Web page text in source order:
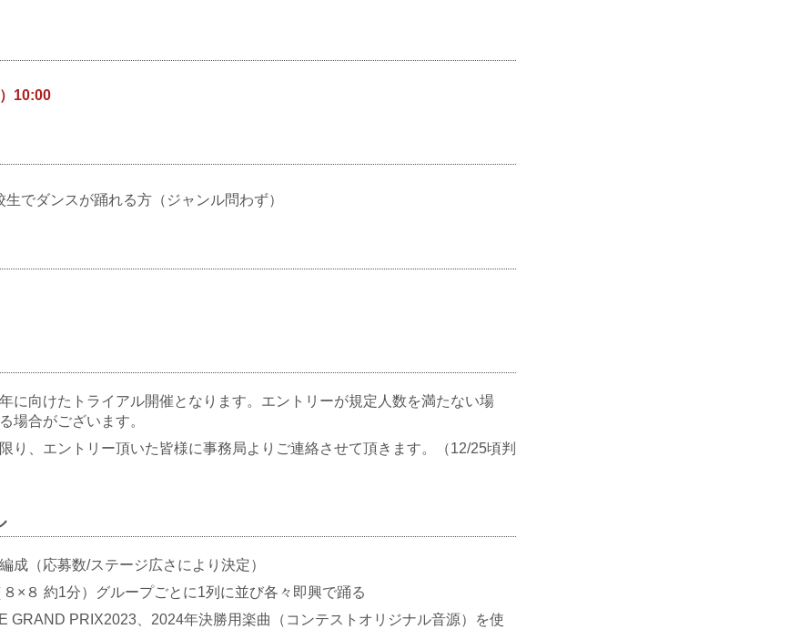
10:00
でダンスが踊れる方（ジャンル問わず）
に向けたトライアル開催となります。エントリーが規定人数を満たない場
場合がございます。
り、エントリー頂いた皆様に事務局よりご連絡させて頂きます。（12/25頃判
成（応募数/ステージ広さにより決定）
×８ 約1分）グループごとに1列に並び各々即興で踊る
GRAND PRIX2023、2024年決勝用楽曲（コンテストオリジナル音源）を使